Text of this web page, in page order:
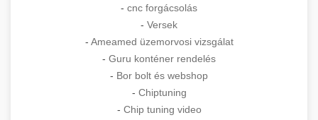
- cnc forgácsolás
- Versek
- Ameamed üzemorvosi vizsgálat
- Guru konténer rendelés
- Bor bolt és webshop
- Chiptuning
- Chip tuning video